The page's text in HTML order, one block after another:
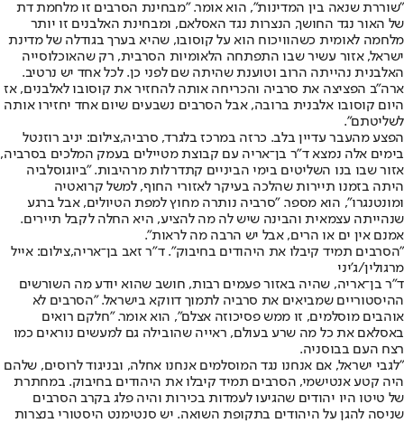
"שוררת שנאה בין המדינות", הוא אומר. "מבחינת הסרבים זו מלחמת דת
של האור נגד החושך, הנצרות נגד האסלאם, ומבחינת האלבנים זו יותר
מלחמה לאומית כשהוויכוח הוא על קוסובו, שהיא בערך בגודלה של מדינת
ישראל, אזור עשיר שבו התפתחה הלאומיות הסרבית, רק שהאוכלוסייה
האלבנית נהייתה הרוב וטוענת שהיתה שם לפני כן. לכל אחד יש נרטיב.
ארה"ב הפציצה את סרביה והכריחה אותה להחזיר את קוסובו לאלבנים, אז
היום קוסובו אלבנית ברובה, אבל הסרבים נשבעים שיום אחד יחזירו אותה
לשליטתם".
הפצע מהעבר עדיין בלב. כרזה במרכז בלגרד, סרביה,צילום: יניב רוזנטל
בימים אלה נמצא ד"ר בן־אריה עם קבוצת מטיילים בעמק המלכים בסרביה,
אזור שבו בנו השליטים בימי הביניים קתדרלות מרהיבות. "ביוגוסלביה
היתה בזמנו תיירות שהלכה בעיקר לאזורי החוף, למשל קרואטיה
ומונטנגרו", הוא מספר. "סרביה נותרה מחוץ למפת הטיולים, אבל ברגע
שנהייתה עצמאית והבינה שיש לה מה להציע, היא החלה לקבל תיירים.
אמנם אין ים או הרים, אבל יש הרבה מה לראות".
"הסרבים תמיד קיבלו את היהודים בחיבוק". ד"ר זאב בן־אריה,צילום: אייל
מרגולין/ג'יני
ד"ר בן־אריה, שהיה באזור פעמים רבות, חושב שהוא יודע מה השורשים
ההיסטוריים שמביאים את סרביה לתמוך דווקא בישראל. "הסרבים לא
אוהבים מוסלמים, זו ממש פסיכוזה אצלם", הוא אומר. "חלקם רואים
באסלאם את כל מה שרע בעולם, ראייה שהובילה גם למעשים נוראים כמו
רצח העם בבוסניה.
"לגבי ישראל, אם אנחנו נגד המוסלמים אנחנו אחלה, ובניגוד לרוסים, שלהם
היה קטע אנטישמי, הסרבים תמיד קיבלו את היהודים בחיבוק. במחתרת
של טיטו היו יהודים שהגיעו לעמדות בכירות והיה פלג בקרב הסרבים
שניסה להגן על היהודים בתקופת השואה. יש סנטימנט היסטורי בנצרות